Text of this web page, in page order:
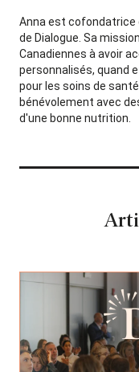
Anna est
de Dialogue. Sa
Canadiennes à avoir
personnalisés, quand
pour les soins de
bénévolement avec
d'une bonne nutrition.